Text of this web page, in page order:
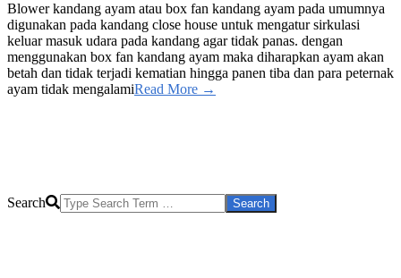
Blower kandang ayam atau box fan kandang ayam pada umumnya
digunakan pada kandang close house untuk mengatur sirkulasi
keluar masuk udara pada kandang agar tidak panas. dengan
menggunakan box fan kandang ayam maka diharapkan ayam akan
betah dan tidak terjadi kematian hingga panen tiba dan para peternak
ayam tidak mengalamiRead More →
Search